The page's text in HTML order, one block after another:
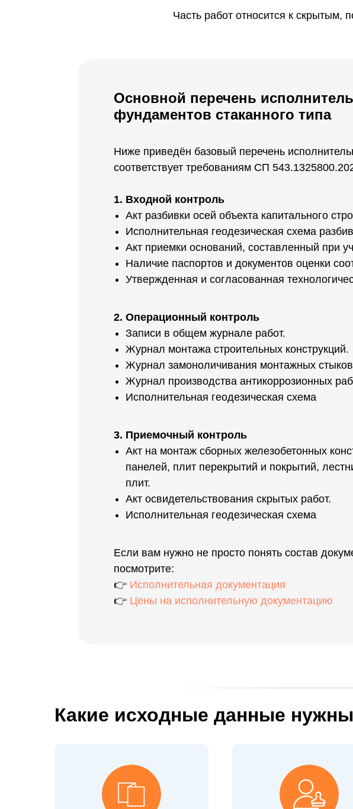
Часть работ относится к
Основной перечень
фундаментов стаканного типа
Ниже приведён базовый перечень
соответствует требованиям СП
1. Входной контроль
Акт разбивки осей объекта капитального
Исполнительная геодезическая схема
Акт приемки оснований, составленный при
Наличие паспортов и документов оценки
Утвержденная и согласованная
2. Операционный контроль
Записи в общем журнале работ.
Журнал монтажа строительных конструкций.
Журнал замоноличивания монтажных
Журнал производства антикоррозионных
Исполнительная геодезическая схема
3. Приемочный контроль
Акт на монтаж сборных железобетонных
панелей, плит перекрытий и покрытий,
плит.
Акт освидетельствования скрытых работ.
Исполнительная геодезическая схема
Если вам нужно не просто понять состав
посмотрите:
👉 Исполнительная документация
👉 Цены на исполнительную документацию
Какие исходные данные